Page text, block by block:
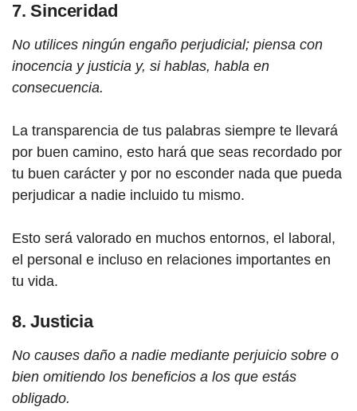
7. Sinceridad
No utilices ningún engaño perjudicial; piensa con
inocencia y justicia y, si hablas, habla en
consecuencia.
La transparencia de tus palabras siempre te llevará
por buen camino, esto hará que seas recordado por
tu buen carácter y por no esconder nada que pueda
perjudicar a nadie incluido tu mismo.
Esto será valorado en muchos entornos, el laboral,
el personal e incluso en relaciones importantes en
tu vida.
8. Justicia
No causes daño a nadie mediante perjuicio sobre o
bien omitiendo los beneficios a los que estás
obligado.